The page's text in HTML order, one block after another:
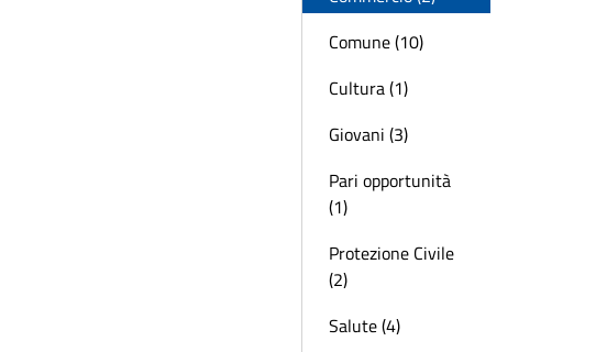
Comune (10)
Cultura (1)
Giovani (3)
Pari opportunità
(1)
Protezione Civile
(2)
Salute (4)